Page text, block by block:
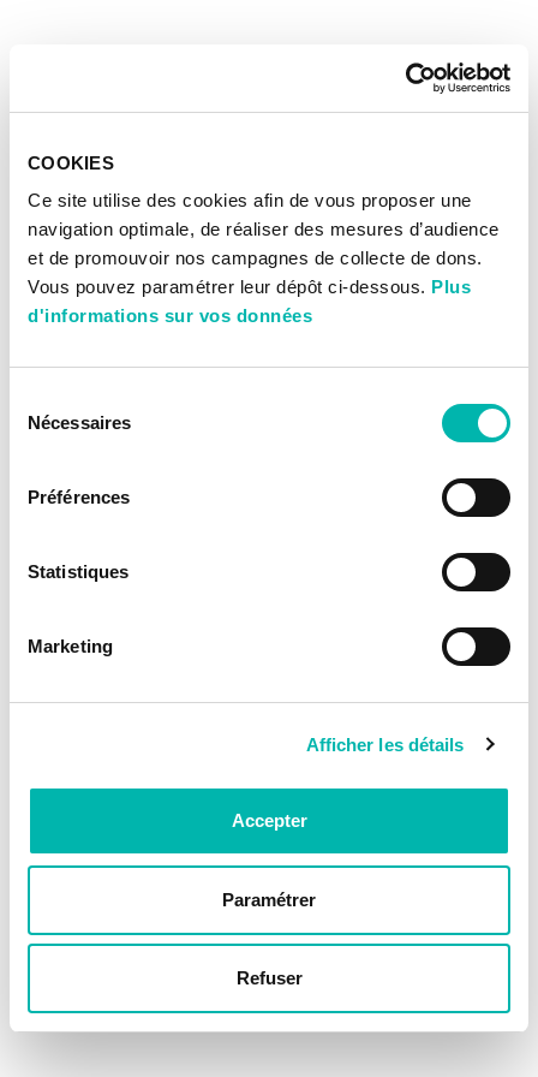
COOKIES
Ce site utilise des cookies afin de vous proposer une
navigation optimale, de réaliser des mesures d’audience
et de promouvoir nos campagnes de collecte de dons.
Vous pouvez paramétrer leur dépôt ci-dessous. Plus
d'informations sur vos données
Nécessaires
Préférences
Statistiques
Marketing
Afficher les détails
Accepter
Paramétrer
Refuser